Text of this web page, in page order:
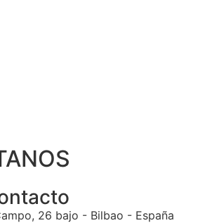
26 bajo - Bilbao - España